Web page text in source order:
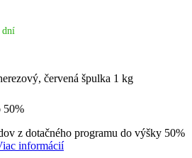
dní
červená špulka 1 kg
50%
z dotačného programu do výšky 50%
informácií